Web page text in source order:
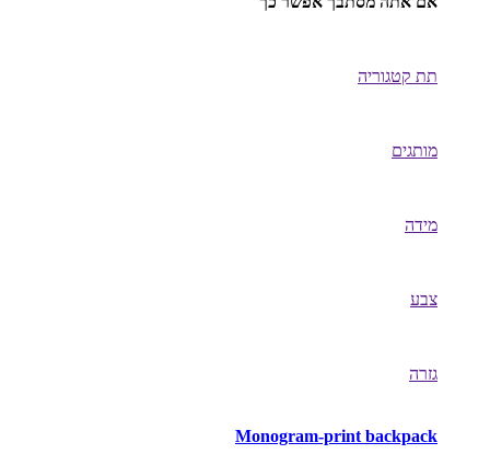
תת קטגוריה
מותגים
מידה
צבע
גזרה
Monogram-print backpack